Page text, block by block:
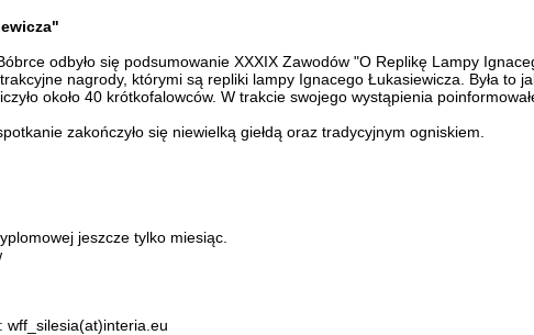
odbyło się podsumowanie XXXIX Zawodów "O Replikę Lampy
nagrody, którymi są repliki lampy Ignacego Łukasiewicza. Była to
około 40 krótkofalowców. W trakcie swojego wystąpienia
zakończyło się niewielką giełdą oraz tradycyjnym ogniskiem.
jeszcze tylko miesiąc.
wff_silesia(at)interia.eu